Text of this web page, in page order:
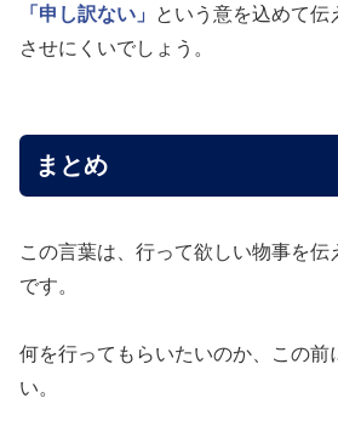
「申し訳ない」
という意を込めて伝
させにくいでしょう。
まとめ
この言葉は、行って欲しい物事を
です。
何を行ってもらいたいのか、この前
い。